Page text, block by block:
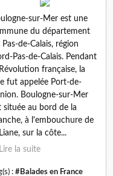
sur-Mer est une
du département
Pas-de-Calais, région
Pas-de-Calais. Pendant
française, la
fut appelée Port-de-
Boulogne-sur-Mer
située au bord de la
à l'embouchure de
sur la côte...
Lire la suite
: #Balades en France